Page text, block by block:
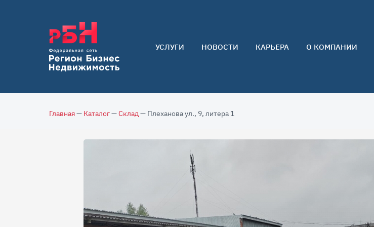
УСЛУГИ
Покупателям
Собственникам
НОВОСТИ КАРЬЕРА О КОМПАНИИ
Команда
Главная— Каталог—Склад— Плеханова ул., 9, литера 1